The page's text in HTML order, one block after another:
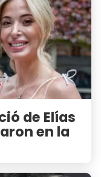
de Elías
en la